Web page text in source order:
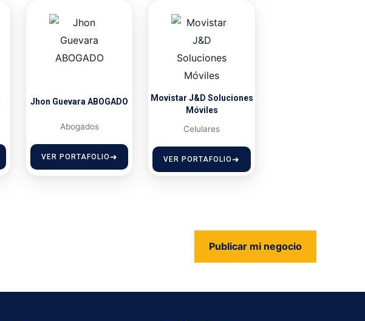
Jhon Guevara ABOGADO
Abogados
VER PORTAFOLIO
Movistar J&D Soluciones
Móviles
Celulares
VER PORTAFOLIO
Publicar mi negocio